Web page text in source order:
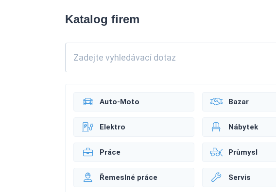
Katalog firem
Auto-Moto Bazar
Elektro Nábytek
Práce Průmysl
Řemeslné práce Servis